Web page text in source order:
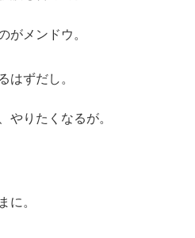
がメンドウ。
はずだし。
やりたくなるが。
に。